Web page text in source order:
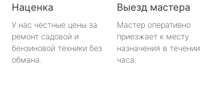
метро Парк Культуры
метро Пролетарская
Наценка
У нас честные цены за
ремонт садовой и
бензиновой техники без
обмана.
Выезд мастера
Мастер оперативно
приезжает к месту
назначения в течении
часа.